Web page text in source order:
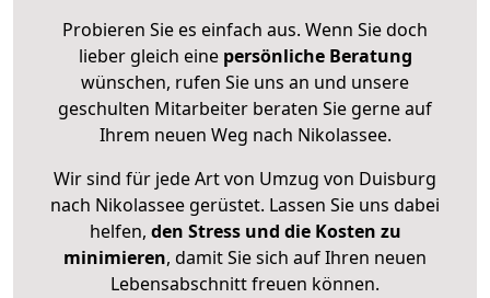
Probieren Sie es einfach aus. Wenn Sie doch
lieber gleich eine persönliche Beratung
wünschen, rufen Sie uns an und unsere
geschulten Mitarbeiter beraten Sie gerne auf
Ihrem neuen Weg nach Nikolassee.
Wir sind für jede Art von Umzug von Duisburg
nach Nikolassee gerüstet. Lassen Sie uns dabei
helfen, den Stress und die Kosten zu
minimieren, damit Sie sich auf Ihren neuen
Lebensabschnitt freuen können.